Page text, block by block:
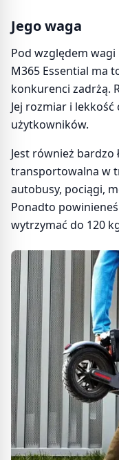
Jego waga
Pod względem
M365 Essential ma
konkurenci zadrżą.
Jej rozmiar i
użytkowników.
Jest również bardzo
transportowalna w
autobusy, pociągi,
Ponadto
wytrzymać do 120